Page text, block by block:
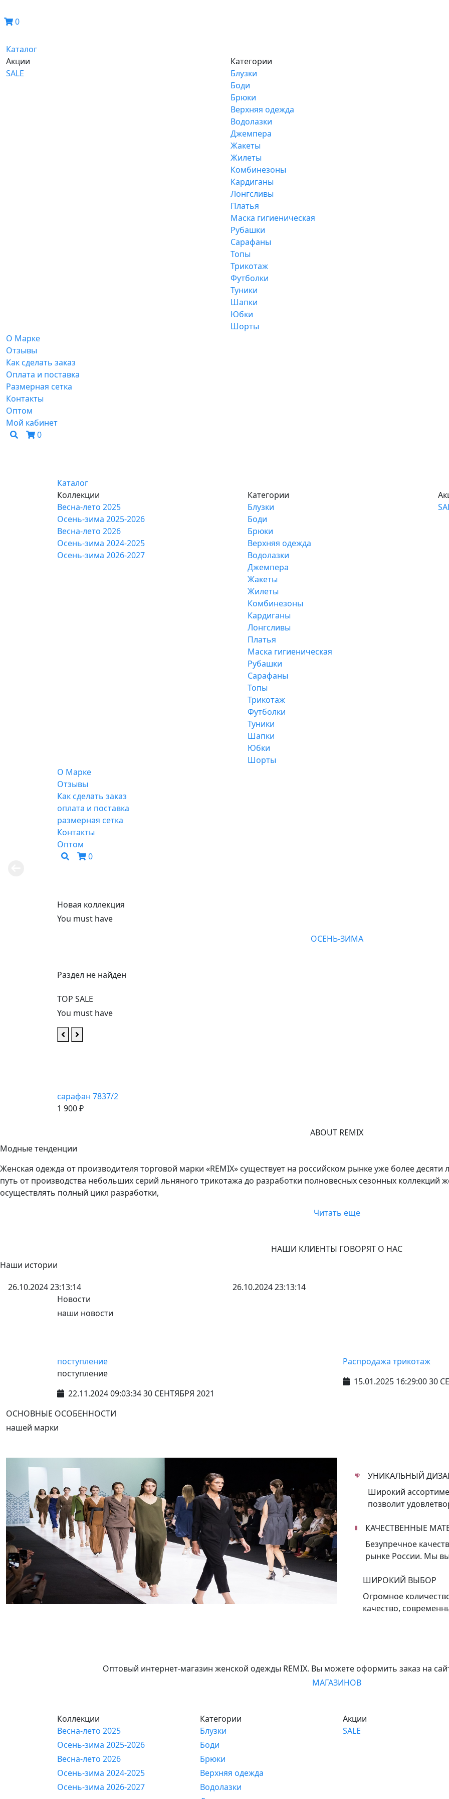
0
Каталог
Акции
SALE
Категории
Блузки
Боди
Брюки
Верхняя одежда
Водолазки
Джемпера
Жакеты
Жилеты
Комбинезоны
Кардиганы
Лонгсливы
Платья
Маска гигиеническая
Рубашки
Сарафаны
Топы
Трикотаж
Футболки
Туники
Шапки
Юбки
Шорты
О Марке
Отзывы
Как сделать заказ
Оплата и поставка
Размерная сетка
Контакты
Оптом
Мой кабинет
0
Каталог
Коллекции
Весна-лето 2025
Осень-зима 2025-2026
Весна-лето 2026
Осень-зима 2024-2025
Осень-зима 2026-2027
Категории
Блузки
Боди
Брюки
Верхняя одежда
Водолазки
Джемпера
Жакеты
Жилеты
Комбинезоны
Кардиганы
Лонгсливы
Платья
Маска гигиеническая
Рубашки
Сарафаны
Топы
Трикотаж
Футболки
Туники
Шапки
Юбки
Шорты
О Марке
Отзывы
Как сделать заказ
оплата и поставка
размерная сетка
Контакты
Оптом
0
Новая коллекция
You must have
ОСЕНЬ-ЗИМА
Раздел не найден
TOP SALE
You must have
сарафан 7837/2
1 900 ₽
ABOUT REMIX
Модные тенденции
Женская одежда от производителя торговой марки «REMIX» существует на российском рынке уже более
путь от производства небольших серий льняного трикотажа до разработки полновесных сезонных
осуществлять полный цикл разработки,
Читать еще
НАШИ КЛИЕНТЫ ГОВОРЯТ О НАС
Наши истории
26.10.2024 23:13:14
26.10.2024 23:13:14
Новости
наши новости
поступление
поступление
22.11.2024 09:03:34 30 СЕНТЯБРЯ 2021
Распродажа трикотаж
15.01.2025 16:29:00 30
ОСНОВНЫЕ ОСОБЕННОСТИ
нашей марки
УНИКАЛЬНЫЙ
Широкий
позволит
КАЧЕСТВЕННЫЕ
Безупречное
рынке России. Мы
ШИРОКИЙ ВЫБОР
Огромное
качество,
Оптовый интернет-магазин женской одежды REMIX. Вы можете оформить заказ на
МАГАЗИНОВ
Коллекции
Весна-лето 2025
Осень-зима 2025-2026
Весна-лето 2026
Осень-зима 2024-2025
Осень-зима 2026-2027
Категории
Блузки
Боди
Брюки
Верхняя одежда
Водолазки
Акции
SALE